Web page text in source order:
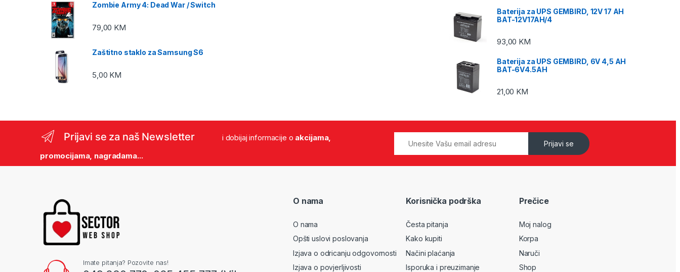
Zombie Army 4: Dead War / Switch
79,00 KM
Zaštitno staklo za Samsung S6
5,00 KM
Baterija za UPS GEMBIRD, 12V 17 AH
BAT-12V17AH/4
93,00 KM
Baterija za UPS GEMBIRD, 6V 4,5 AH
BAT-6V4.5AH
21,00 KM
Prijavi se za naš Newsletter i dobijaj informacije o akcijama,
promocijama, nagradama...
Prijavi se
Imate pitanja? Pozovite nas!
O nama
O nama
Opšti uslovi poslovanja
Izjava o odricanju odgovornosti
Izjava o povjerljivosti
Korisnička podrška
Česta pitanja
Kako kupiti
Načini plaćanja
Isporuka i preuzimanje
Prečice
Moj nalog
Korpa
Naruči
Shop